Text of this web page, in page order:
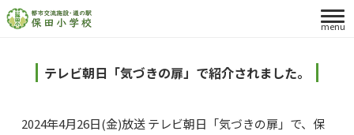
menu
テレビ朝日「気づきの扉」で紹介されました。
2024年4月26日(金)放送 テレビ朝日「気づきの扉」で、保